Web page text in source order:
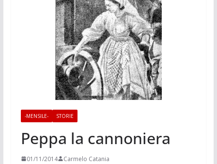
-MENSILE- STORIE
Peppa la cannoniera
01/11/2014 Carmelo Catania